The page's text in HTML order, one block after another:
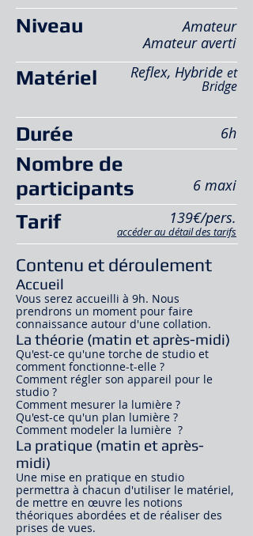
Niveau
Amateur
Amateur averti
Matériel Reflex, Hybride et
Bridge
Durée 6h
Nombre de
participants
6 maxi
Tarif 139€/pers.
accéder au détail des tarifs
Contenu et déroulement
Accueil
Vous serez accueilli à 9h. Nous
prendrons un moment pour faire
connaissance autour d'une collation.
La théorie (matin et après-midi)
Qu'est-ce qu'une torche de studio et
comment fonctionne-t-elle ?
Comment régler son appareil pour le
studio ?
Comment mesurer la lumière ?
Qu'est-ce qu'un plan lumière ?
Comment modeler la lumière ?
La pratique (matin et après-
midi)
Une mise en pratique en studio
permettra à chacun d'utiliser le matériel,
de mettre en œuvre les notions
théoriques abordées et de réaliser des
prises de vues.